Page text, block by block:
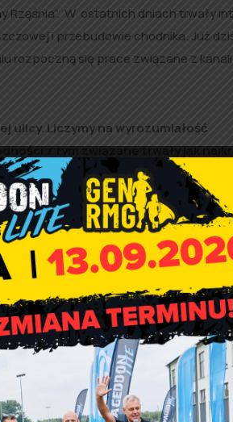
Rząśnia”. W ostatnich dniach trwały
i przebudowie chodnika. Już
rozpoczną się prace związane z
Liczymy na wyrozumiałość
z tym związane trwały jak
przejazd tym odcinkiem.
nasze samochody.